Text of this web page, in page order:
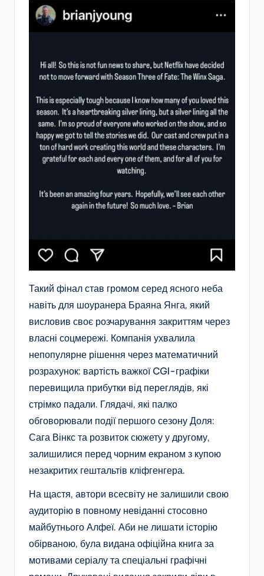
Такий фінал став громом серед ясного неба
навіть для шоуранера Браяна Янга, який
висловив своє розчарування закриттям через
власні соцмережі. Компанія ухвалила
непопулярне рішення через математичний
розрахунок: вартість важкої CGI-графіки
перевищила прибутки від переглядів, які
стрімко падали. Глядачі, які палко
обговорювали події першого сезону Доля:
Сага Вінкс та розвиток сюжету у другому,
залишилися перед чорним екраном з купою
незакритих гештальтів кліфгенгера.
На щастя, автори всесвіту не залишили свою
аудиторію в повному невіданні стосовно
майбутнього Алфеї. Аби не лишати історію
обірваною, була видана офіційна книга за
мотивами серіалу та спеціальні графічні